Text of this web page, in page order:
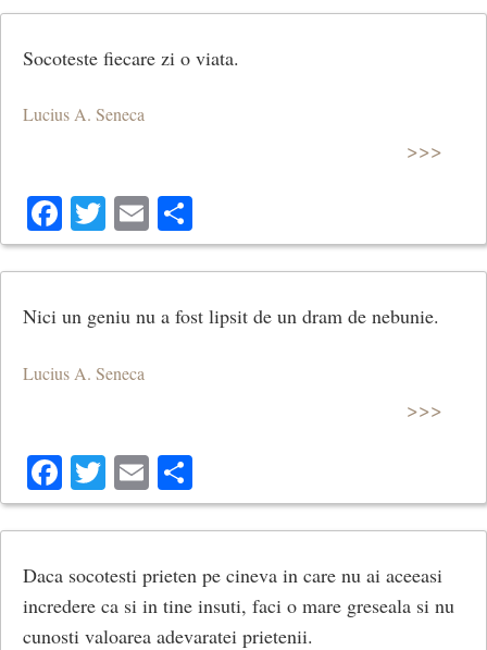
Socoteste fiecare zi o viata.
Lucius A. Seneca
>>>
Facebook
Twitter
Email
Nici un geniu nu a fost lipsit de un dram de nebunie.
Lucius A. Seneca
>>>
Facebook
Twitter
Email
Daca socotesti prieten pe cineva in care nu ai aceeasi
incredere ca si in tine insuti, faci o mare greseala si nu
cunosti valoarea adevaratei prietenii.